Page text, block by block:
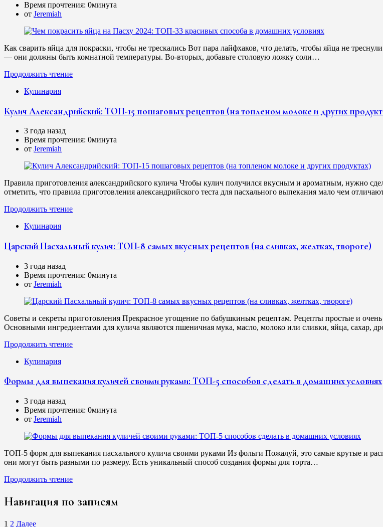
Время прочтения: 0минута
от Jeremiah
Как сварить яйца для покраски, чтобы не трескались Вот пара лайфхаков, что делать, чтобы яйца не
— они должны быть комнатной температуры. Во-вторых, добавьте столовую ложку соли…
Продолжить чтение
Кулинария
Кулич Александрийский: ТОП-15 пошаговых рецептов (на топленом молоке и других
3 года назад
Время прочтения: 0минута
от Jeremiah
Правила приготовления александрийского кулича Чтобы кулич получился вкусным и ароматным, нужно
отметить, что правила приготовления александрийского теста для пасхального выпекания мало чем
Продолжить чтение
Кулинария
Царский Пасхальный кулич: ТОП-8 самых вкусных рецептов (на сливках, желтках, твороге)
3 года назад
Время прочтения: 0минута
от Jeremiah
Советы и секреты приготовления Прекрасное угощение по бабушкиным рецептам. Рецепты простые и
Основными ингредиентами для кулича являются пшеничная мука, масло, молоко или сливки, яйца, сахар,
Продолжить чтение
Кулинария
Формы для выпекания куличей своими руками: ТОП-5 способов сделать в домашних условиях
3 года назад
Время прочтения: 0минута
от Jeremiah
ТОП-5 форм для выпекания пасхального кулича своими руками Из фольги Пожалуй, это самые крутые и
они могут быть разными по размеру. Есть уникальный способ создания формы для торта…
Продолжить чтение
Навигация по записям
1 2 Далее